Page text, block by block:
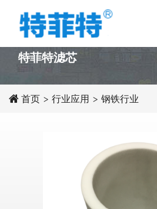
PRODUCT
特菲特滤芯
首页 > 行业应用 > 钢铁行业